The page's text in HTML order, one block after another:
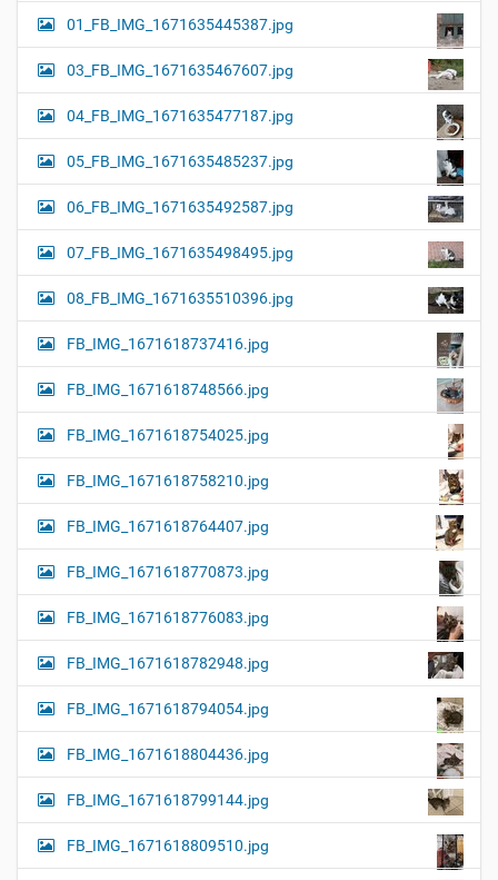
01_FB_IMG_1671635445387.jpg
03_FB_IMG_1671635467607.jpg
04_FB_IMG_1671635477187.jpg
05_FB_IMG_1671635485237.jpg
06_FB_IMG_1671635492587.jpg
07_FB_IMG_1671635498495.jpg
08_FB_IMG_1671635510396.jpg
FB_IMG_1671618737416.jpg
FB_IMG_1671618748566.jpg
FB_IMG_1671618754025.jpg
FB_IMG_1671618758210.jpg
FB_IMG_1671618764407.jpg
FB_IMG_1671618770873.jpg
FB_IMG_1671618776083.jpg
FB_IMG_1671618782948.jpg
FB_IMG_1671618794054.jpg
FB_IMG_1671618804436.jpg
FB_IMG_1671618799144.jpg
FB_IMG_1671618809510.jpg